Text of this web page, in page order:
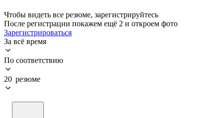
Чтобы видеть все резюме, зарегистрируйтесь
После регистрации покажем ещё 2 и откроем фото
Зарегистрироваться
За всё время
По соответствию
20 резюме